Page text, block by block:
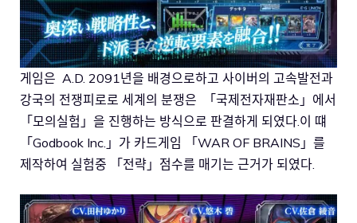
게임은 A.D. 2091년을 배경으로하고 사이버의 고속발전과
강국의 전쟁피로로 세계의 분쟁은 「국제전자재판소」에서
「모의실험」을 진행하는 방식으로 판결하게 되였다.이 떄
「Godbook Inc.」가 카드게임 「WAR OF BRAINS」를
제작하여 실험중 「전략」점수를 매기는 근거가 되였다.